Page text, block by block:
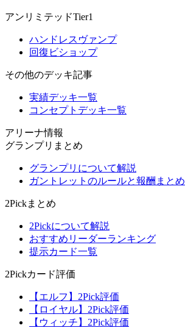
アンリミテッドTier1
ハンドレスヴァンプ
回復ビショップ
その他のデッキ記事
実績デッキ一覧
コンセプトデッキ一覧
アリーナ情報
グランプリまとめ
グランプリについて解説
ガントレットのルールと報酬まとめ
2Pickまとめ
2Pickについて解説
おすすめリーダーランキング
提示カード一覧
2Pickカード評価
【エルフ】2Pick評価
【ロイヤル】2Pick評価
【ウィッチ】2Pick評価